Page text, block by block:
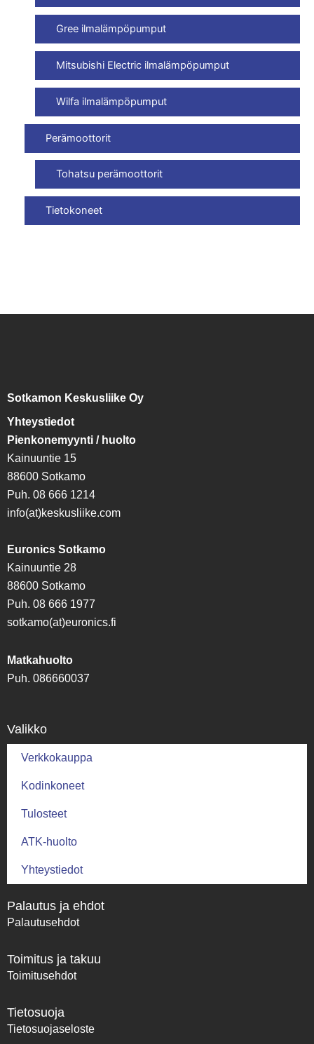
Gree ilmalämpöpumput
Mitsubishi Electric ilmalämpöpumput
Wilfa ilmalämpöpumput
Perämoottorit
Tohatsu perämoottorit
Tietokoneet
Sotkamon Keskusliike Oy
Yhteystiedot
Pienkonemyynti / huolto
Kainuuntie 15
88600 Sotkamo
Puh. 08 666 1214
info(at)keskusliike.com
Euronics Sotkamo
Kainuuntie 28
88600 Sotkamo
Puh. 08 666 1977
sotkamo(at)euronics.fi
Matkahuolto
Puh. 086660037
Valikko
Verkkokauppa
Kodinkoneet
Tulosteet
ATK-huolto
Yhteystiedot
Palautus ja ehdot
Palautusehdot
Toimitus ja takuu
Toimitusehdot
Tietosuoja
Tietosuojaseloste